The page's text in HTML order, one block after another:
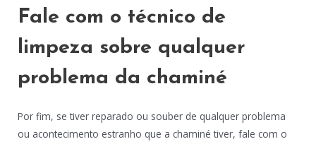
Fale com o técnico de
limpeza sobre qualquer
problema da chaminé
Por fim, se tiver reparado ou souber de qualquer problema
ou acontecimento estranho que a chaminé tiver, fale com o